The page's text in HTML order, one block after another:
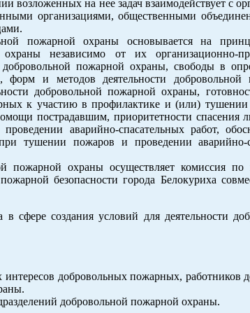
возложенных на нее задач взаимодействует с
организациями, общественными
пожарной охраны основывается на
независимо от их организационно-
добровольной пожарной охраны, свободы в
форм и методов деятельности
добровольной пожарной охраны,
к участию в профилактике и (или) тушении
пострадавшим, приоритетности спасения
аварийно-спасательных работ,
тушении пожаров и проведении аварийно-
пожарной охраны осуществляет комиссия
безопасности города Белокуриха
сфере создания условий для деятельности
добровольных пожарных, работников
добровольной пожарной охраны.